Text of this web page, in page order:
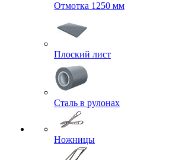
Отмотка 1250 мм
Плоский лист
Сталь в рулонах
Ножницы